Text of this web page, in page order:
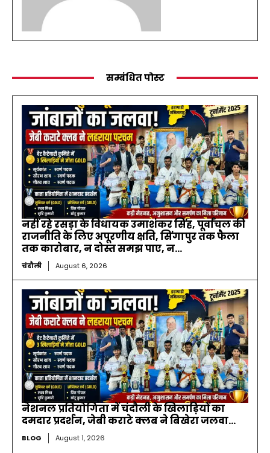
सम्बंधित पोस्ट
नहीं रहे रसड़ा के विधायक उमाशंकर सिंह, पूर्वांचल की
राजनीति के लिए अपूरणीय क्षति, सिंगापुर तक फैला
तक कारोबार, न दोस्त समझ पाए, न...
चंदौली August 6, 2026
नेशनल प्रतियोगिता में चंदौली के खिलाड़ियों का
दमदार प्रदर्शन, जेबी कराटे क्लब ने बिखेरा जलवा…
BLOG August 1, 2026